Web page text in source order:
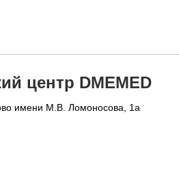
центр DMEMED
имени М.В. Ломоносова, 1а